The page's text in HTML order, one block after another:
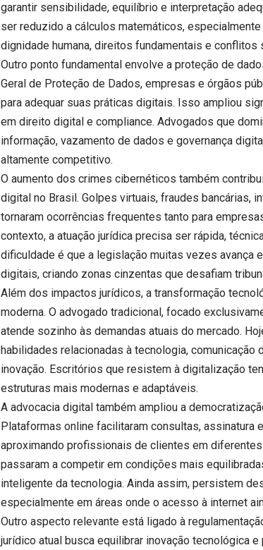
garantir sensibilidade, equilíbrio e interpretação
ser reduzido a cálculos matemáticos,
dignidade humana, direitos fundamentais e conflitos
Outro ponto fundamental envolve a proteção de
Geral de Proteção de Dados, empresas e órgãos
para adequar suas práticas digitais. Isso ampliou
em direito digital e compliance. Advogados que
informação, vazamento de dados e governança
altamente competitivo.
O aumento dos crimes cibernéticos também
digital no Brasil. Golpes virtuais, fraudes bancárias,
tornaram ocorrências frequentes tanto para
contexto, a atuação jurídica precisa ser rápida,
dificuldade é que a legislação muitas vezes avança
digitais, criando zonas cinzentas que desafiam
Além dos impactos jurídicos, a transformação
moderna. O advogado tradicional, focado
atende sozinho às demandas atuais do mercado.
habilidades relacionadas à tecnologia,
inovação. Escritórios que resistem à digitalização
estruturas mais modernas e adaptáveis.
A advocacia digital também ampliou a
Plataformas online facilitaram consultas, assinatura
aproximando profissionais de clientes em
passaram a competir em condições mais
inteligente da tecnologia. Ainda assim, persistem
especialmente em áreas onde o acesso à internet
Outro aspecto relevante está ligado à
jurídico atual busca equilibrar inovação tecnológica